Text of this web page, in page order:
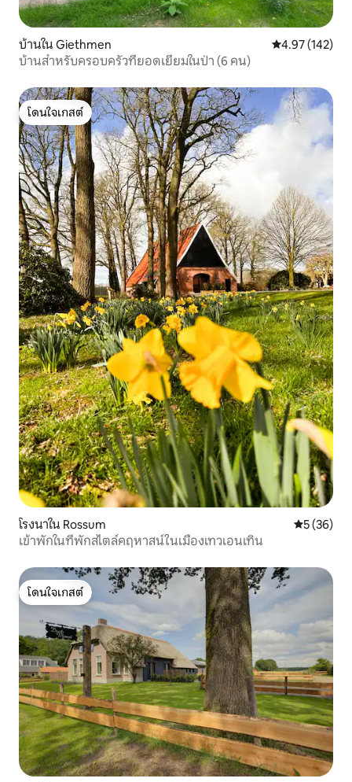
บ้านใน Giethmen คะแนนเฉลี่ย
4.97 (142)
บ้านสำหรับครอบครัวที่ยอดเยี่ยมในป่า (6 คน)
โดนใจเกสต์
โดนใจเกสต์
โรงนาใน Rossum คะแนนเฉลี่
5 (36)
เข้าพักในที่พักสไตล์คฤหาสน์ในเมืองเทวเอนเทิน
โดนใจเกสต์
โดนใจเกสต์